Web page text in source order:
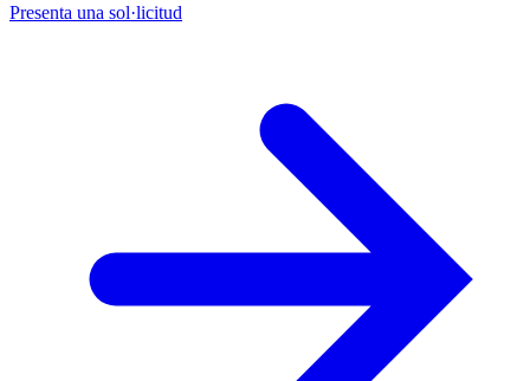
Presenta una sol·licitud